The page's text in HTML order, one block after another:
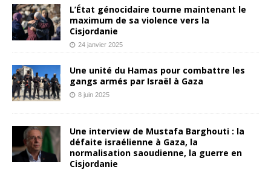
L’État génocidaire tourne maintenant le
maximum de sa violence vers la
Cisjordanie
24 janvier 2025
Une unité du Hamas pour combattre les
gangs armés par Israël à Gaza
8 juin 2025
Une interview de Mustafa Barghouti : la
défaite israélienne à Gaza, la
normalisation saoudienne, la guerre en
Cisjordanie